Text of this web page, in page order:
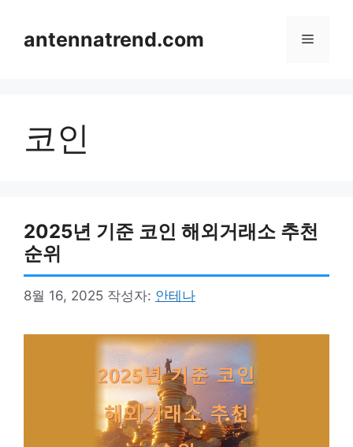
antennatrend.com 메
코인
2025년 기준 코인 해외거래소 추천
순위
8월 16, 2025 작성자: 안테나